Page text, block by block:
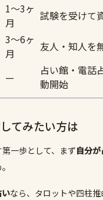
1〜3ヶ
月
試験を受けて
3〜6ヶ
月
友人・知人を
—
占い館・電話
動開始
てみたい方は
一歩として、まず自分
なら、タロットや四柱推